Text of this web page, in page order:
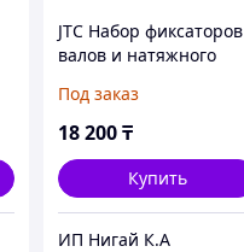
JTC Набор фиксаторов
валов и натяжного
ремня ГРМ
(HYUNDAI,MITSUBISHI)
Под заказ
18 200 ₸
Купить
ИП Нигай К.А